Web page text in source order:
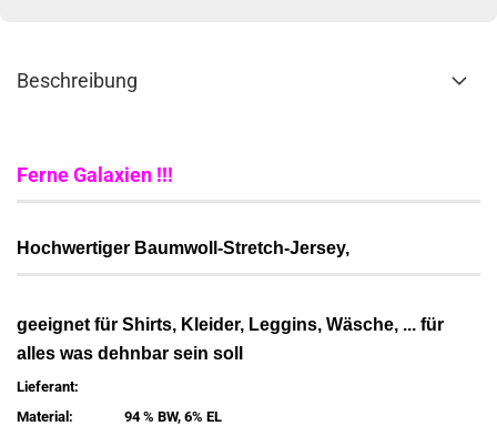
Beschreibung
Ferne Galaxien !!!
Hochwertiger Baumwoll-Stretch-Jersey,
geeignet für Shirts, Kleider, Leggins, Wäsche, ... für
alles was dehnbar sein soll
Lieferant:
Material:
94 % BW, 6% EL